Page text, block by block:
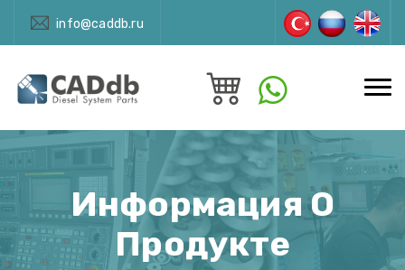
info@caddb.ru
Информация О
Продукте